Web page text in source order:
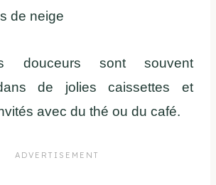
de neige
douceurs sont souvent
de jolies caissettes et
avec du thé ou du café.